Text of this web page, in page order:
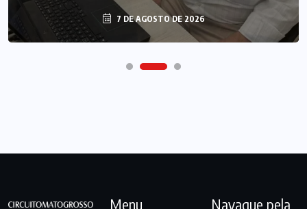
7 DE AGOSTO DE 2026
Menu
Navague pela